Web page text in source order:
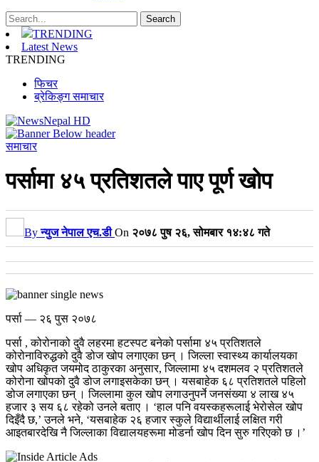
TRENDING
Latest News
TRENDING
फिचर
ब्रेकिङ्ग समाचार
समाचार
पर्सामा ४५ प्रतिशतले पाए पूर्ण खोप
Byन्युज नेपाल एच.डी On २०७८ पुष २६, सोमबार १४:४८ गते
पर्सा — २६ पुस २०७८
पर्सा , कोरोनाको दुवै लहरमा हटस्पट बनेको पर्सामा ४५ प्रतिशतले
कोरोनाविरुद्धको दुवै डोज खोप लगाएका छन् । जिल्ला स्वास्थ्य कार्यालयका
खोप अधिकृत जयमोद ठाकुरका अनुसार, जिल्लामा ४५ दशमलव २ प्रतिशतले
कोरोना खोपको दुवै डोज लगाइसकेका छन् ।यसबाहेक ६८ प्रतिशतले पहिलो
डोज लगाएका छन् । जिल्लामा कुल खोप लगाउनुपर्ने जनसंख्या ४ लाख ४५
हजार ३ सय ६८ रहेको उनले बताए । ‘हाल पनि वयस्कहरूलाई भेरोसेल खोप
दिइँदै छ,’ उनले भने, ‘यसबाहेक २६ हजार स्कुले विद्यार्थीलाई लक्षित गरी
आइतबारदेखि नै जिल्लाका विद्यालयहरूमा मोडर्ना खोप दिन सुरु गरिएको छ ।’